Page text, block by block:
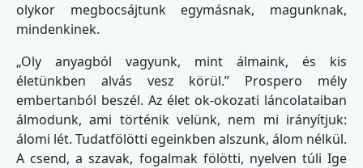
olykor megbocsájtunk egymásnak, magunknak,
mindenkinek.
„Oly anyagból vagyunk, mint álmaink, és kis
életünkben alvás vesz körül.” Prospero mély
embertanból beszél. Az élet ok-okozati láncolataiban
álmodunk, ami történik velünk, nem mi irányítjuk:
álomi lét. Tudatfölötti egeinkben alszunk, álom nélkül.
A csend, a szavak, fogalmak fölötti, nyelven túli Ige